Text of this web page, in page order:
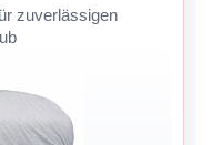
zuverlässigen